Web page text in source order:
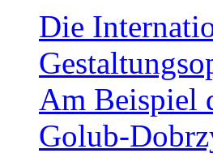
Die
Am Beispiel
Golub-